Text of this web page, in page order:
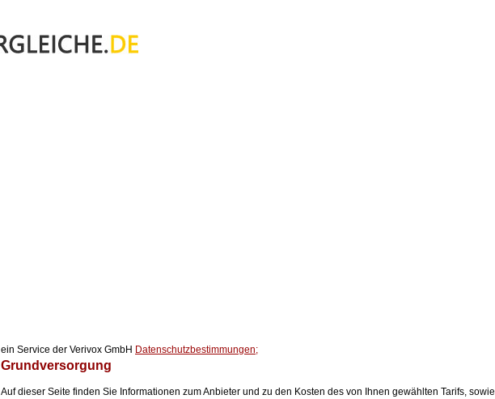
ein Service der Verivox GmbH Datenschutzbestimmungen;
Grundversorgung
Auf dieser Seite finden Sie Informationen zum Anbieter und zu den Kosten des von Ihnen gewählten Tarifs, sowie